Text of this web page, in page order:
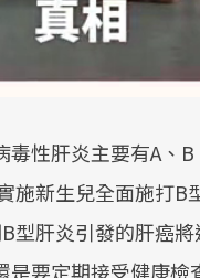
毒性肝炎主要有A、
施新生兒全面施打B
型肝炎引發的肝癌
是要定期接受健康檢